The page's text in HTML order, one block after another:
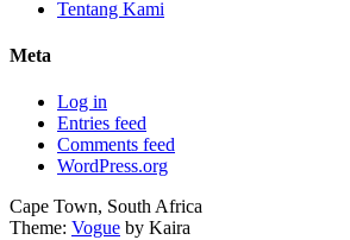
Tentang Kami
Meta
Log in
Entries feed
Comments feed
WordPress.org
Cape Town, South Africa
Theme: Vogue by Kaira